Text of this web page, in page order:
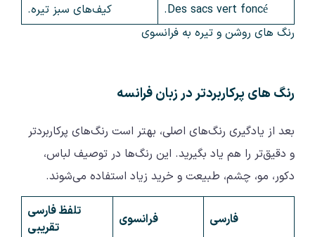
Des sacs vert foncé.
کیف‌های سبز تیره.
رنگ‌ های روشن و تیره به فرانسوی
رنگ‌ های پرکاربردتر در زبان فرانسه
بعد از یادگیری رنگ‌های اصلی، بهتر است رنگ‌های پرکاربردتر
و دقیق‌تر را هم یاد بگیرید. این رنگ‌ها در توصیف لباس،
دکور، مو، چشم، طبیعت و خرید زیاد استفاده می‌شوند.
فارسی فرانسوی
تلفظ فارسی
تقریبی